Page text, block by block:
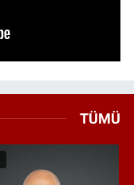
TÜMÜ